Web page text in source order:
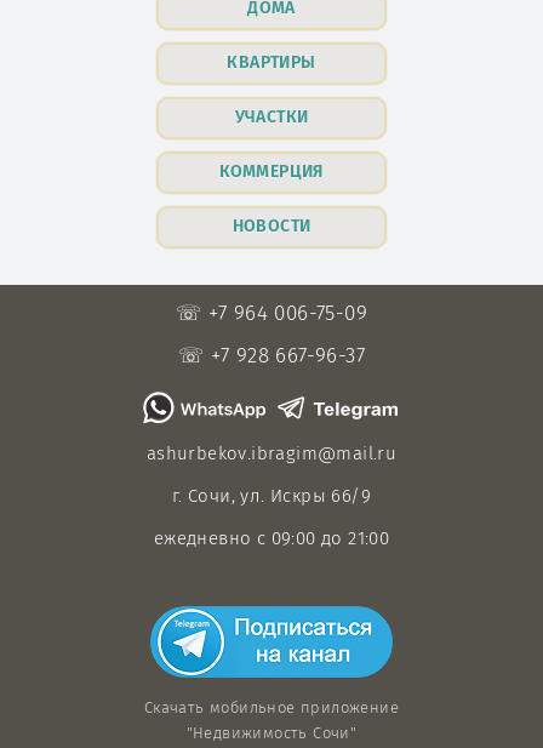
ДОМА
КВАРТИРЫ
УЧАСТКИ
КОММЕРЦИЯ
НОВОСТИ
☏ +7 964 006-75-09
☏ +7 928 667-96-37
ashurbekov.ibragim@mail.ru
г. Сочи, ул. Искры 66/9
ежедневно с 09:00 до 21:00
Скачать мобильное приложение
"Недвижимость Сочи"